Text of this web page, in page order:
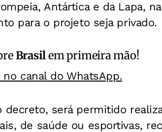
Antártica e da Lapa,
para o projeto seja privado.
Brasilem primeira mão!
no canal do WhatsApp.
decreto, será permitido
de saúde ou esportivas,